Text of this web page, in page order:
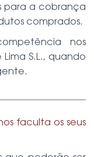
para a cobrança
comprados.
nos
S.L., quando
faculta os seus